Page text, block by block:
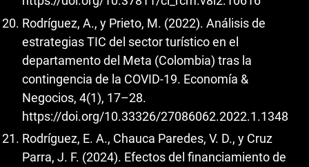
Rodríguez, A., y Prieto, M. (2022). Análisis de
estrategias TIC del sector turístico en el
departamento del Meta (Colombia) tras la
contingencia de la COVID-19. Economía &
Negocios, 4(1), 17–28.
https://doi.org/10.33326/27086062.2022.1.1348
Rodríguez, E. A., Chauca Paredes, V. D., y Cruz
Parra, J. F. (2024). Efectos del financiamiento de